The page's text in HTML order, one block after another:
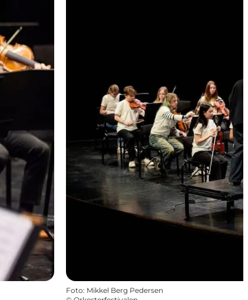
Foto: Mikkel Berg Pedersen